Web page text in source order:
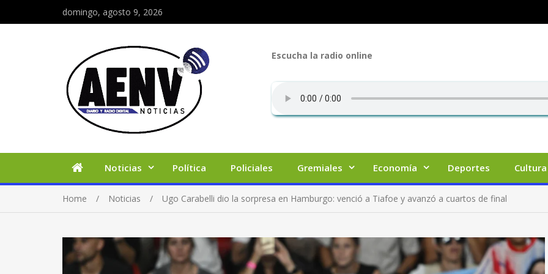
domingo, agosto 9, 2026
Escucha la radio online
Noticias Política Policiales Gremiales Economía Deportes Cultura
Home Noticias Ugo Carabelli dio la sorpresa en Hamburgo: venció a Tiafoe y avanzó a cuartos de final